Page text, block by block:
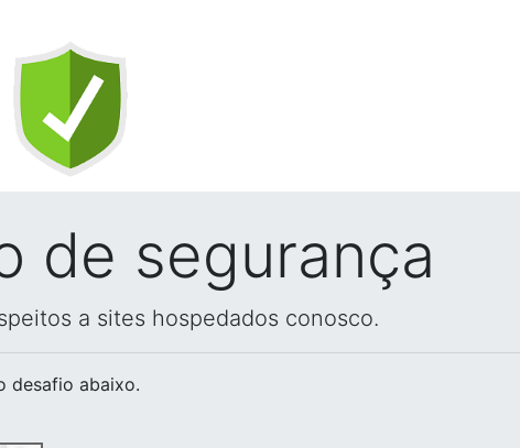
de segurança
a sites hospedados conosco.
desafio abaixo.